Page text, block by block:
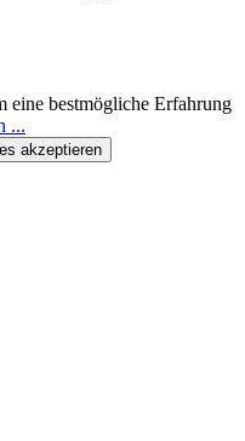
eine bestmögliche Erfahrung
...
akzeptieren